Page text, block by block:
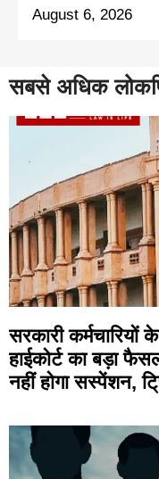
August 6, 2026
सबसे अधिक
सरकारी
हाईकोर्ट का बड़ा
नहीं होगा सस्पेंशन,